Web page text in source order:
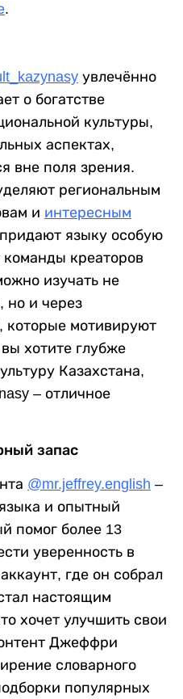
.
увлечённо
о богатстве
культуры,
аспектах,
вне поля зрения.
региональным
и интересным
языку особую
команды креаторов
изучать не
но и через
которые мотивируют
хотите глубже
Казахстана,
– отличное
запас
@mr.jeffrey.english –
и опытный
помог более 13
уверенность в
где он собрал
настоящим
хочет улучшить свои
Джеффри
словарного
популярных